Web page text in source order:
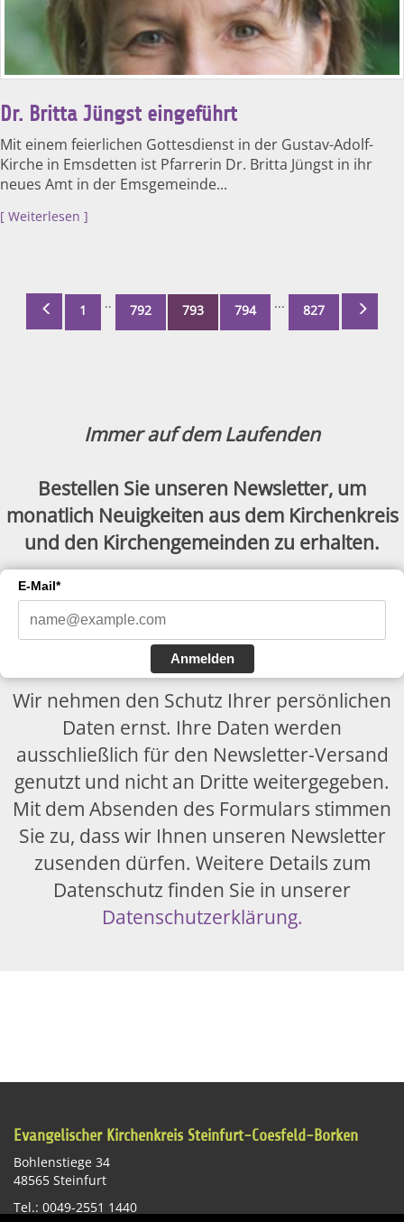
Dr. Britta Jüngst eingeführt
Mit einem feierlichen Gottesdienst in der Gustav-Adolf-
Kirche in Emsdetten ist Pfarrerin Dr. Britta Jüngst in ihr
neues Amt in der Emsgemeinde...
Weiterlesen
1 .. 792 793 794 ... 827
Immer auf dem Laufenden
Bestellen Sie unseren Newsletter, um
monatlich Neuigkeiten aus dem Kirchenkreis
und den Kirchengemeinden zu erhalten.
E-Mail*
Anmelden
Wir nehmen den Schutz Ihrer persönlichen
Daten ernst. Ihre Daten werden
ausschließlich für den Newsletter-Versand
genutzt und nicht an Dritte weitergegeben.
Mit dem Absenden des Formulars stimmen
Sie zu, dass wir Ihnen unseren Newsletter
zusenden dürfen. Weitere Details zum
Datenschutz finden Sie in unserer
Datenschutzerklärung.
Evangelischer Kirchenkreis Steinfurt-Coesfeld-Borken
Bohlenstiege 34
48565 Steinfurt
Tel.: 0049-2551 1440